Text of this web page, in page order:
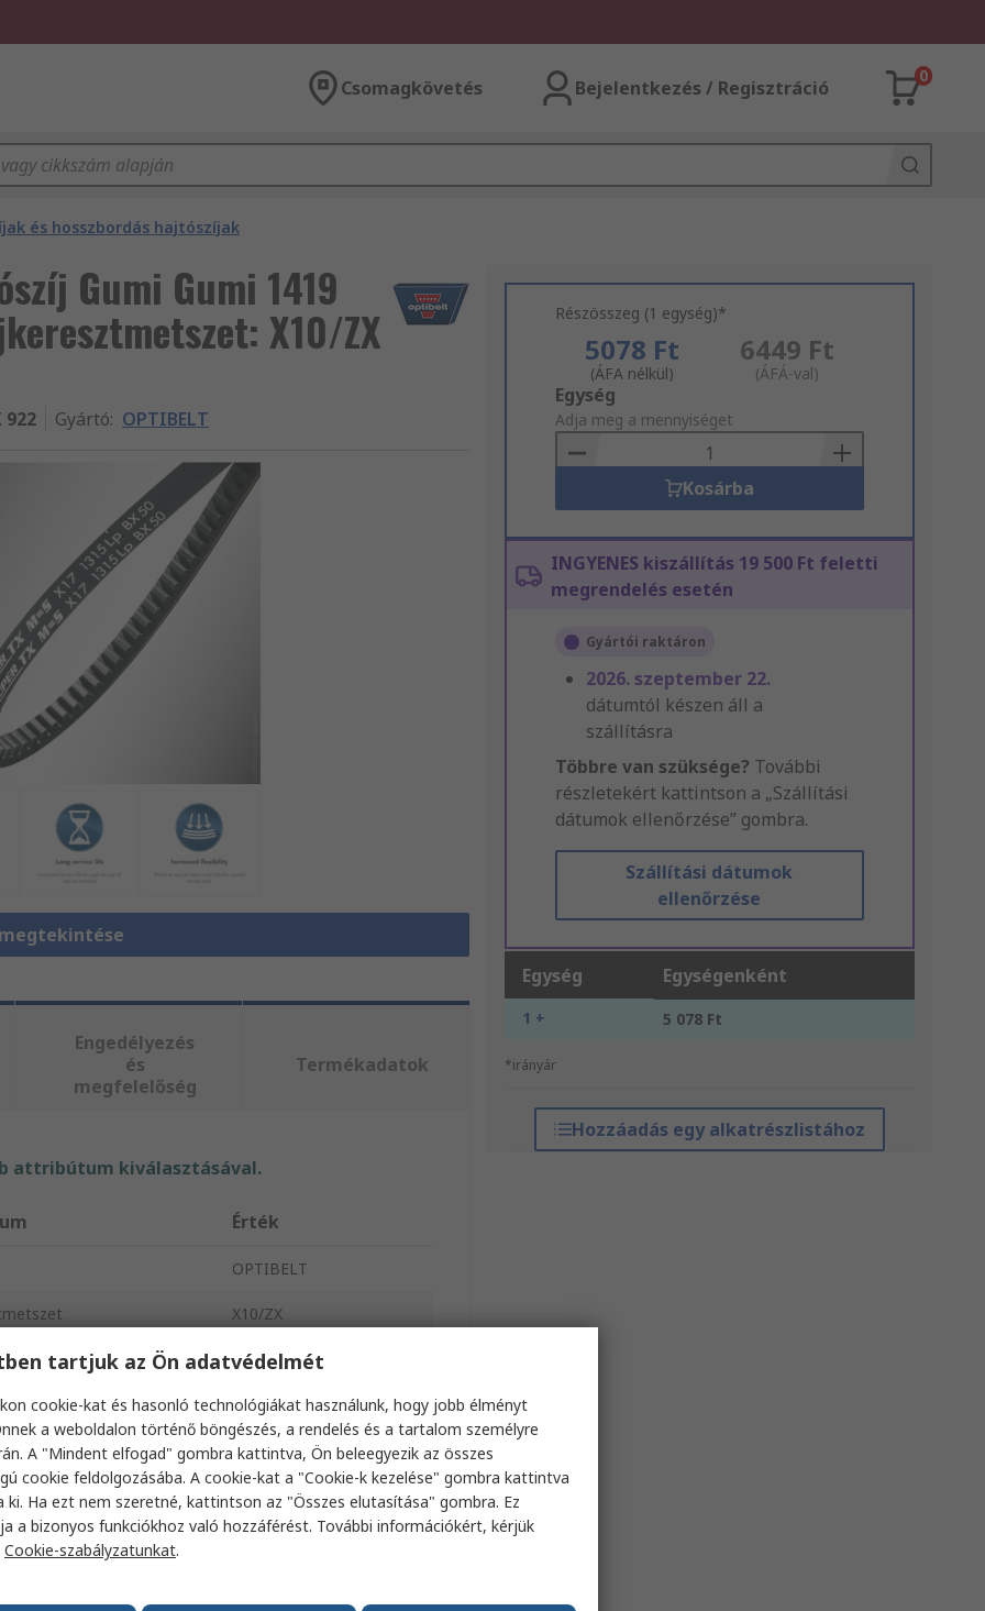
Csomagkövetés Bejelentkezés / Regisztráció
0
és hosszbordás hajtószíjak
Gumi Gumi 1419
X10/ZX
922 Gyártó: OPTIBELT
Részösszeg (1 egység)*
5078 Ft
(ÁFA nélkül)
6449 Ft
(ÁFÁ-val)
Add
to
Basket
Egység
Adja meg a mennyiséget
Kosárba
INGYENES kiszállítás 19 500 Ft feletti
megrendelés esetén
Gyártói raktáron
2026. szeptember 22.
dátumtól készen áll a
szállításra
Többre van szüksége? További
részletekért kattintson a „Szállítási
dátumok ellenőrzése” gombra.
Szállítási dátumok
ellenőrzése
Egység Egységenként
1 + 5 078 Ft
*irányár
Hozzáadás egy alkatrészlistához
Engedélyezés
és
megfelelőség
Termékadatok
attribútum kiválasztásával.
Érték
OPTIBELT
X10/ZX
Hosszbordás hajtószíj
Nyers élű öv
SUPER TX
Gumi
tartjuk az Ön adatvédelmét
cookie-kat és hasonló technológiákat használunk, hogy jobb élményt
a weboldalon történő böngészés, a rendelés és a tartalom személyre
A "Mindent elfogad" gombra kattintva, Ön beleegyezik az összes
cookie feldolgozásába. A cookie-kat a "Cookie-k kezelése" gombra kattintva
ki. Ha ezt nem szeretné, kattintson az "Összes elutasítása" gombra. Ez
a bizonyos funkciókhoz való hozzáférést. További információkért, kérjük
Cookie-szabályzatunkat.